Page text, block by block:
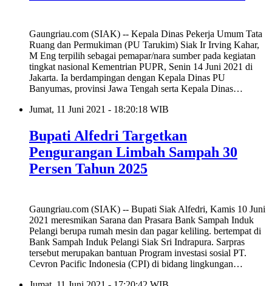
Gaungriau.com (SIAK) -- Kepala Dinas Pekerja Umum Tata
Ruang dan Permukiman (PU Tarukim) Siak Ir Irving Kahar,
M Eng terpilih sebagai pemapar/nara sumber pada kegiatan
tingkat nasional Kementrian PUPR, Senin 14 Juni 2021 di
Jakarta. Ia berdampingan dengan Kepala Dinas PU
Banyumas, provinsi Jawa Tengah serta Kepala Dinas…
Jumat, 11 Juni 2021 - 18:20:18 WIB
Bupati Alfedri Targetkan
Pengurangan Limbah Sampah 30
Persen Tahun 2025
Gaungriau.com (SIAK) -- Bupati Siak Alfedri, Kamis 10 Juni
2021 meresmikan Sarana dan Prasara Bank Sampah Induk
Pelangi berupa rumah mesin dan pagar keliling. bertempat di
Bank Sampah Induk Pelangi Siak Sri Indrapura. Sarpras
tersebut merupakan bantuan Program investasi sosial PT.
Cevron Pacific Indonesia (CPI) di bidang lingkungan…